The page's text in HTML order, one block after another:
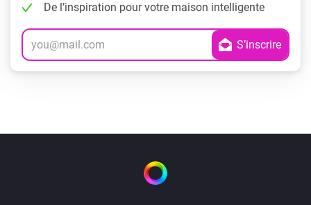
De l’inspiration pour votre maison intelligente